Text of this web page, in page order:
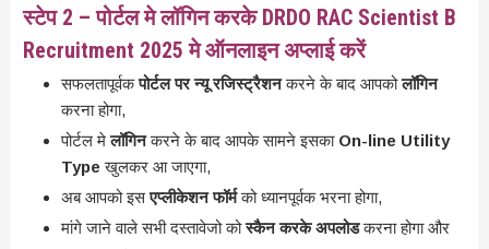
स्टेप 2 – पोर्टल मे लॉगिन करके DRDO RAC Scientist B
Recruitment 2025 मे ऑनलाइन अप्लाई करें
सफलतापूर्वकपोर्टल पर न्यू रजिस्ट्रैशनकरने के बाद आपकोलॉगिन
करना होगा,
पोर्टल मेलॉगिनकरने के बाद आपके सामने इसका On-line Utility
Typeखुलकर आ जाएगा,
अब आपको इसएप्लीकेशन फॉर्मको ध्यानपूर्वक भरना होगा,
मांगे जाने वाले सभी दस्तावेजो कोस्कैन करके अपलोडकरना होगा और